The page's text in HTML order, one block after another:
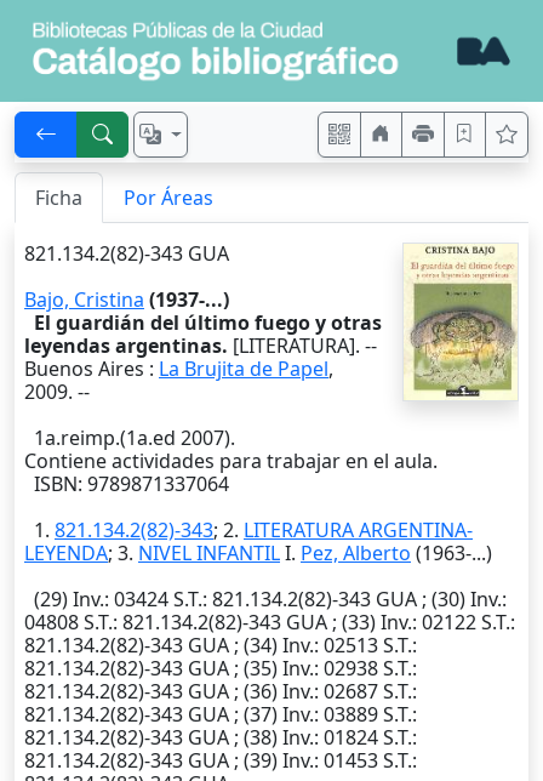
Ficha Por Áreas
821.134.2(82)-343 GUA
Bajo, Cristina (1937-...)
El guardián del último fuego y otras
leyendas argentinas. [LITERATURA]. --
Buenos Aires : La Brujita de Papel,
2009. --
1a.reimp.(1a.ed 2007).
Contiene actividades para trabajar en el aula.
ISBN: 9789871337064
1. 821.134.2(82)-343; 2. LITERATURA ARGENTINA-
LEYENDA; 3. NIVEL INFANTILI. Pez, Alberto (1963-...)
(29)Inv.: 03424S.T.: 821.134.2(82)-343 GUA ; (30)Inv.:
04808S.T.: 821.134.2(82)-343 GUA ; (33)Inv.: 02122S.T.:
821.134.2(82)-343 GUA ; (34)Inv.: 02513S.T.:
821.134.2(82)-343 GUA ; (35)Inv.: 02938S.T.:
821.134.2(82)-343 GUA ; (36)Inv.: 02687S.T.:
821.134.2(82)-343 GUA ; (37)Inv.: 03889S.T.:
821.134.2(82)-343 GUA ; (38)Inv.: 01824S.T.:
821.134.2(82)-343 GUA ; (39)Inv.: 01453S.T.: